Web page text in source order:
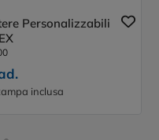
Personalizzabili
inclusa